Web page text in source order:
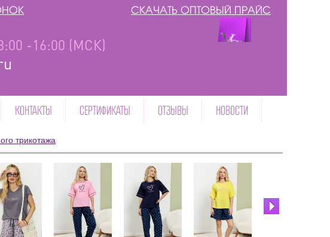
-16:00 (МСК)
СКАЧАТЬ ОПТОВЫЙ ПРАЙС
КОНТАКТЫ СЕРТИФИКАТЫ ОТЗЫВЫ НОВОСТИ
трикотажа